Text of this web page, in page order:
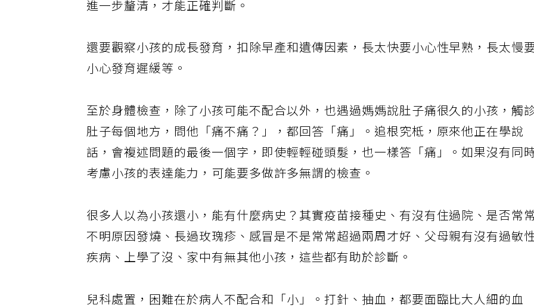
進一步釐清，才能正確判斷。
還要觀察小孩的成長發育，扣除早產和遺傳因素，長太快要小心性早熟，長太慢
小心發育遲緩等。
至於身體檢查，除了小孩可能不配合以外，也遇過媽媽說肚子痛很久的小孩，觸診
肚子每個地方，問他「痛不痛？」，都回答「痛」。追根究柢，原來他正在學說
話，會複述問題的最後一個字，即使輕輕碰頭髮，也一樣答「痛」。如果沒有同
考慮小孩的表達能力，可能要多做許多無謂的檢查。
很多人以為小孩還小，能有什麼病史？其實疫苗接種史、有沒有住過院、是否常常
不明原因發燒、長過玫瑰疹、感冒是不是常常超過兩周才好、父母親有沒有過敏
疾病、上學了沒、家中有無其他小孩，這些都有助於診斷。